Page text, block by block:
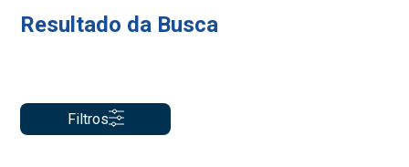
Resultado da Busca
Filtros